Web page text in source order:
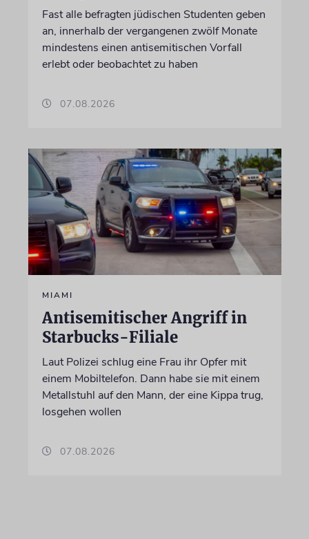
Fast alle befragten jüdischen Studenten geben
an, innerhalb der vergangenen zwölf Monate
mindestens einen antisemitischen Vorfall
erlebt oder beobachtet zu haben
07.08.2026
MIAMI
Antisemitischer Angriff in
Starbucks-Filiale
Laut Polizei schlug eine Frau ihr Opfer mit
einem Mobiltelefon. Dann habe sie mit einem
Metallstuhl auf den Mann, der eine Kippa trug,
losgehen wollen
07.08.2026